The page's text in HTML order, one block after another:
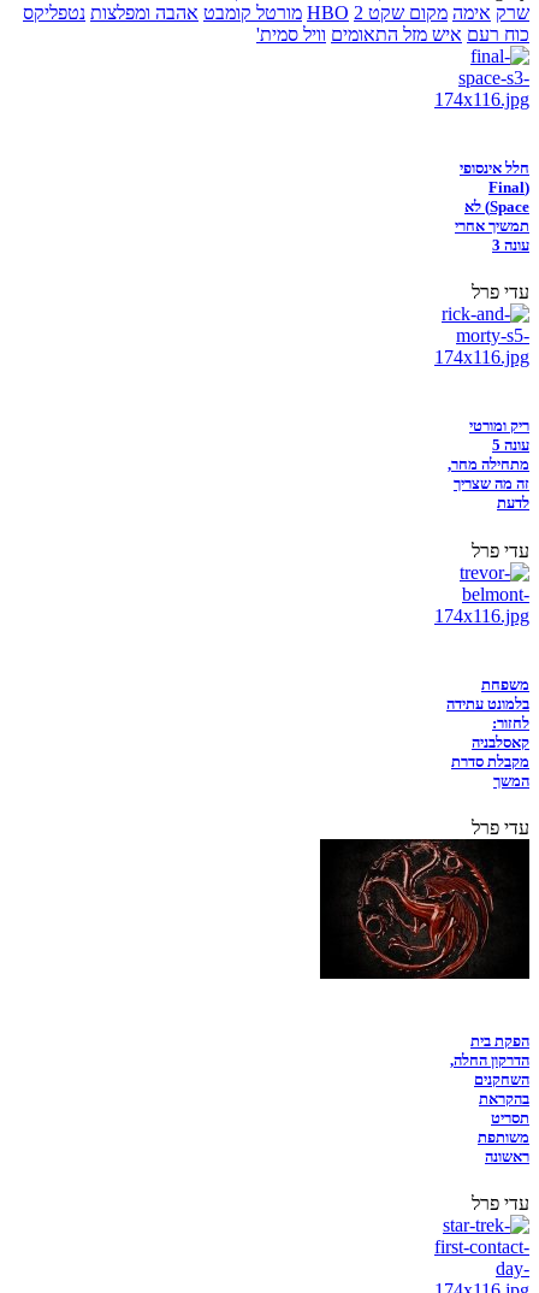
שרק אימה מקום שקט 2 HBO מורטל קומבט אהבה ומפלצות נטפליקס
כוח רעם איש מזל התאומים וויל סמית'
חלל אינסופי
(Final
Space) לא
תמשיך אחרי
עונה 3
עדי פרל
ריק ומורטי
עונה 5
מתחילה מחר,
זה מה שצריך
לדעת
עדי פרל
משפחת
בלמונט עתידה
לחזור:
קאסלבניה
מקבלת סדרת
המשך
עדי פרל
הפקת בית
הדרקון החלה,
השחקנים
בהקראת
תסריט
משותפת
ראשונה
עדי פרל